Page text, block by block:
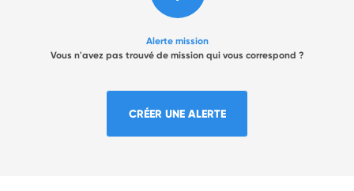
Alerte mission
Vous n'avez pas trouvé de mission qui vous correspond ?
CRÉER UNE ALERTE